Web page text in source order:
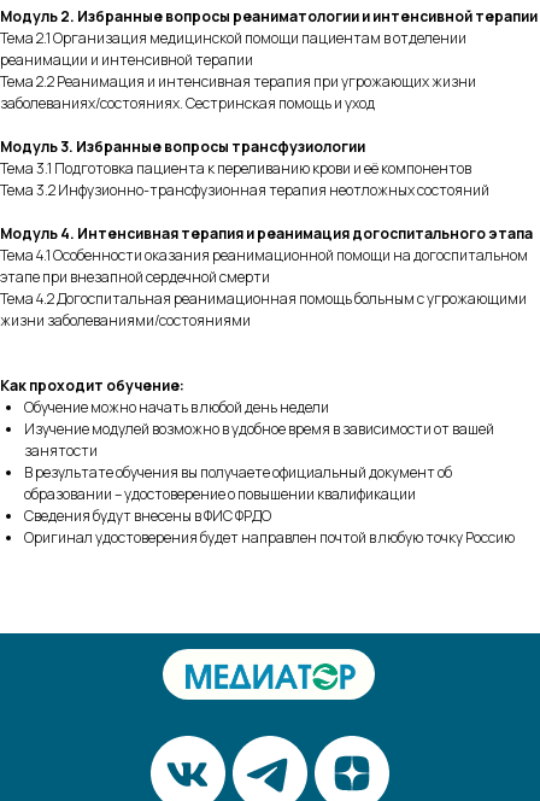
Модуль 2. Избранные вопросы реаниматологии и интенсивной терапии
Тема 2.1 Организация медицинской помощи пациентам в отделении
реанимации и интенсивной терапии
Тема 2.2 Реанимация и интенсивная терапия при угрожающих жизни
заболеваниях/состояниях. Сестринская помощь и уход
Модуль 3. Избранные вопросы трансфузиологии
Тема 3.1 Подготовка пациента к переливанию крови и её компонентов
Тема 3.2 Инфузионно-трансфузионная терапия неотложных состояний
Модуль 4. Интенсивная терапия и реанимация догоспитального этапа
Тема 4.1 Особенности оказания реанимационной помощи на догоспитальном
этапе при внезапной сердечной смерти
Тема 4.2 Догоспитальная реанимационная помощь больным с угрожающими
жизни заболеваниями/состояниями
Как проходит обучение:
Обучение можно начать в любой день недели
Изучение модулей возможно в удобное время в зависимости от вашей
занятости
В результате обучения вы получаете официальный документ об
образовании – удостоверение о повышении квалификации
Сведения будут внесены в ФИС ФРДО
Оригинал удостоверения будет направлен почтой в любую точку Россию